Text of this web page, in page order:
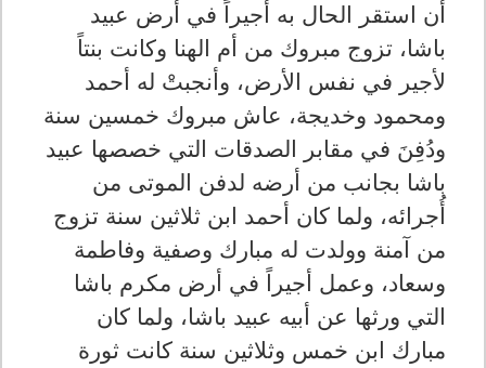
أن استقر الحال به أجيراً في أرض عبيد
باشا، تزوج مبروك من أم الهنا وكانت بنتاً
لأجير في نفس الأرض، وأنجبتْ له أحمد
ومحمود وخديجة، عاش مبروك خمسين سنة
ودُفِنَ في مقابر الصدقات التي خصصها عبيد
باشا بجانب من أرضه لدفن الموتى من
أُجرائه، ولما كان أحمد ابن ثلاثين سنة تزوج
من آمنة وولدت له مبارك وصفية وفاطمة
وسعاد، وعمل أجيراً في أرض مكرم باشا
التي ورثها عن أبيه عبيد باشا، ولما كان
مبارك ابن خمس وثلاثين سنة كانت ثورة